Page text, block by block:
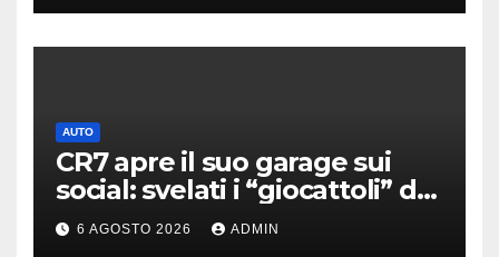
AUTO
CR7 apre il suo garage sui
social: svelati i “giocattoli” da
oltre 40 milioni
6 AGOSTO 2026 ADMIN